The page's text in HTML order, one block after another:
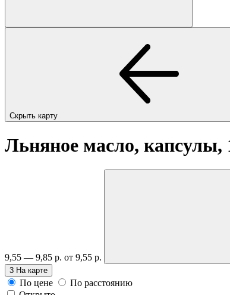
Скрыть карту
Льняное масло, капсулы,
9,55 — 9,85 р. от 9,55 р.
3 На карте
По цене
По расстоянию